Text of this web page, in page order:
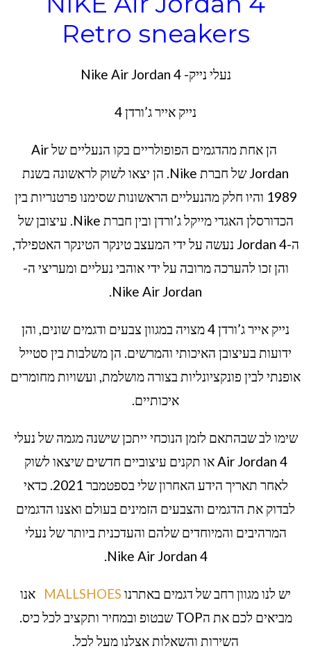
Retro sneakers
נעלי נייק- Nike Air Jordan 4
נייק אייר ג’ורדן 4
הן אחת מהדגמים הפופולריים בקו הנעליים של Air
Jordan של חברת Nike. הן יצאו לשוק לראשונה בשנת
1989 והיו חלק מהנעליים הראשונות שסימנו פרטנריות בין
הכדורסלן האגדי מייקל ג’ורדן ובין חברת Nike. עיצובן של
ה-Jordan 4 נעשה על ידי המעצב טינקר הטינקר האטפילד,
והן זכו להערכה מרובה על ידי אוהבי נעליים ומעריצי ה-
Nike Air Jordan.
נייק אייר ג’ורדן 4 מצויה במגוון צבעים ודגמים שונים, והן
ידועות בעיצובן האיכותי והמרשים. הן משלבות בין סטייל
אופנתי לבין פונקציונליות בצורה מושלמת, ועשויות מחומרים
איכותיים.
שימו לב שבהתאם לזמן הנוכחי ייתכן שישנה מגמה של נעלי
Air Jordan 4 או תקנים עיצוביים חדשים שיצאו לשוק
לאחר תאריך הידע האחרון שלי בספטמבר 2021. כדאי
לבדוק את הדגמים והצבעים הזמינים בעולם ואצנו הדגמים
המרהיבים והמיוחדים שלהם והעדכנית ביותר של נעלי
Nike Air Jordan 4.
יש לנו מגוון רחב של דגמים באתרנו MALLSHOES אנו
מביאים לכם את הTOP שבטופ ובמחיר ותקציב לכל כיס.
השירות והשאלות אצלנו מעל לכל.